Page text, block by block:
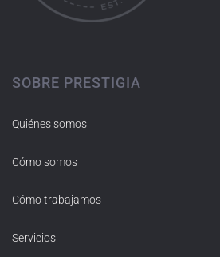
SOBRE PRESTIGIA
Quiénes somos
Cómo somos
Cómo trabajamos
Servicios